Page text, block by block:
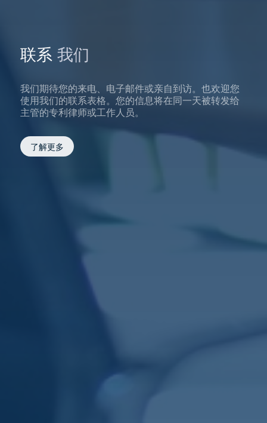
联系 我们
我们期待您的来电、电子邮件或亲自到访。也欢迎您
使用我们的联系表格。您的信息将在同一天被转发给
主管的专利律师或工作人员。
了解更多